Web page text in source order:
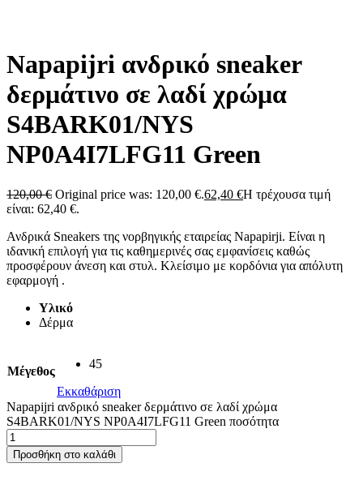
Napapijri ανδρικό sneaker
δερμάτινο σε λαδί χρώμα
S4BARK01/NYS
NP0A4I7LFG11 Green
120,00€ Original price was: 120,00 €.62,40 €Η τρέχουσα τιμή
είναι: 62,40 €.
Ανδρικά Sneakers της νορβηγικής εταιρείας Napapirji. Είναι η
ιδανική επιλογή για τις καθημερινές σας εμφανίσεις καθώς
προσφέρουν άνεση και στυλ. Κλείσιμο με κορδόνια για απόλυτη
εφαρμογή .
Υλικό
Δέρμα
Μέγεθος
45
Εκκαθάριση
Napapijri ανδρικό sneaker δερμάτινο σε λαδί χρώμα
S4BARK01/NYS NP0A4I7LFG11 Green ποσότητα
Προσθήκη στο καλάθι